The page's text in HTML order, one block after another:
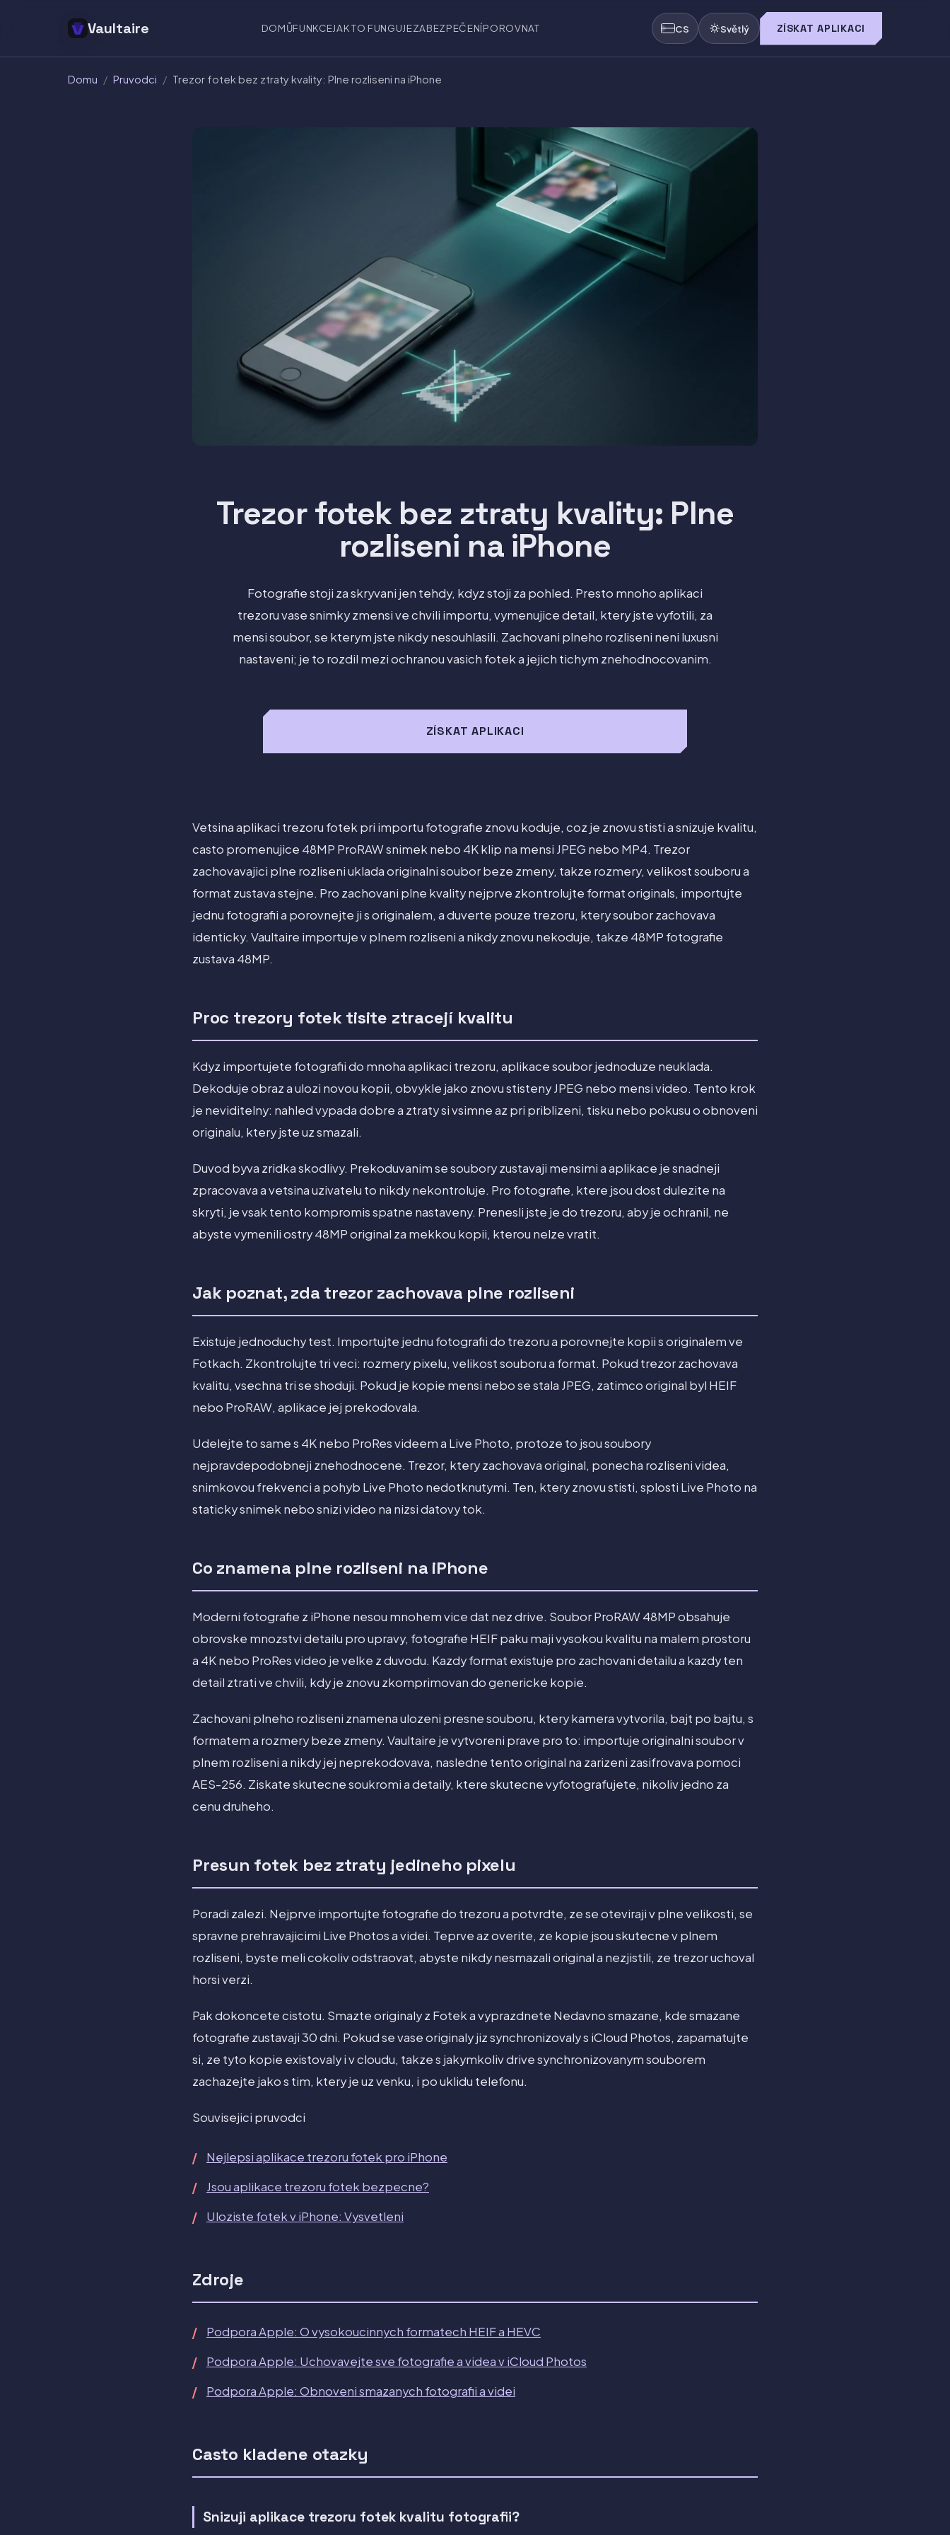
Vaultaire DOMŮFUNKCEJAK TO FUNGUJEZABEZPEČENÍPOROVNAT CS Světlý ZÍSKAT APLIKACI
Domu / Pruvodci / Trezor fotek bez ztraty kvality: Plne rozliseni na iPhone
Trezor fotek bez ztraty kvality: Plne
rozliseni na iPhone
Fotografie stoji za skryvani jen tehdy, kdyz stoji za pohled. Presto mnoho aplikaci
trezoru vase snimky zmensi ve chvili importu, vymenujice detail, ktery jste vyfotili, za
mensi soubor, se kterym jste nikdy nesouhlasili. Zachovani plneho rozliseni neni luxusni
nastaveni; je to rozdil mezi ochranou vasich fotek a jejich tichym znehodnocovanim.
ZÍSKAT APLIKACI
Vetsina aplikaci trezoru fotek pri importu fotografie znovu koduje, coz je znovu stisti a snizuje kvalitu,
casto promenujice 48MP ProRAW snimek nebo 4K klip na mensi JPEG nebo MP4. Trezor
zachovavajici plne rozliseni uklada originalni soubor beze zmeny, takze rozmery, velikost souboru a
format zustava stejne. Pro zachovani plne kvality nejprve zkontrolujte format originals, importujte
jednu fotografii a porovnejte ji s originalem, a duverte pouze trezoru, ktery soubor zachovava
identicky. Vaultaire importuje v plnem rozliseni a nikdy znovu nekoduje, takze 48MP fotografie
zustava 48MP.
Proc trezory fotek tisite ztracejí kvalitu
Kdyz importujete fotografii do mnoha aplikaci trezoru, aplikace soubor jednoduze neuklada.
Dekoduje obraz a ulozi novou kopii, obvykle jako znovu stisteny JPEG nebo mensi video. Tento krok
je neviditelny: nahled vypada dobre a ztraty si vsimne az pri priblizeni, tisku nebo pokusu o obnoveni
originalu, ktery jste uz smazali.
Duvod byva zridka skodlivy. Prekoduvanim se soubory zustavaji mensimi a aplikace je snadneji
zpracovava a vetsina uzivatelu to nikdy nekontroluje. Pro fotografie, ktere jsou dost dulezite na
skryti, je vsak tento kompromis spatne nastaveny. Prenesli jste je do trezoru, aby je ochranil, ne
abyste vymenili ostry 48MP original za mekkou kopii, kterou nelze vratit.
Jak poznat, zda trezor zachovava plne rozliseni
Existuje jednoduchy test. Importujte jednu fotografii do trezoru a porovnejte kopii s originalem ve
Fotkach. Zkontrolujte tri veci: rozmery pixelu, velikost souboru a format. Pokud trezor zachovava
kvalitu, vsechna tri se shoduji. Pokud je kopie mensi nebo se stala JPEG, zatimco original byl HEIF
nebo ProRAW, aplikace jej prekodovala.
Udelejte to same s 4K nebo ProRes videem a Live Photo, protoze to jsou soubory
nejpravdepodobneji znehodnocene. Trezor, ktery zachovava original, ponecha rozliseni videa,
snimkovou frekvenci a pohyb Live Photo nedotknutymi. Ten, ktery znovu stisti, splosti Live Photo na
staticky snimek nebo snizi video na nizsi datovy tok.
Co znamena plne rozliseni na iPhone
Moderni fotografie z iPhone nesou mnohem vice dat nez drive. Soubor ProRAW 48MP obsahuje
obrovske mnozstvi detailu pro upravy, fotografie HEIF paku maji vysokou kvalitu na malem prostoru
a 4K nebo ProRes video je velke z duvodu. Kazdy format existuje pro zachovani detailu a kazdy ten
detail ztrati ve chvili, kdy je znovu zkomprimovan do genericke kopie.
Zachovani plneho rozliseni znamena ulozeni presne souboru, ktery kamera vytvorila, bajt po bajtu, s
formatem a rozmery beze zmeny. Vaultaire je vytvoreni prave pro to: importuje originalni soubor v
plnem rozliseni a nikdy jej neprekodovava, nasledne tento original na zarizeni zasifrovava pomoci
AES-256. Ziskate skutecne soukromi a detaily, ktere skutecne vyfotografujete, nikoliv jedno za
cenu druheho.
Presun fotek bez ztraty jedineho pixelu
Poradi zalezi. Nejprve importujte fotografie do trezoru a potvrdte, ze se oteviraji v plne velikosti, se
spravne prehravajicimi Live Photos a videi. Teprve az overite, ze kopie jsou skutecne v plnem
rozliseni, byste meli cokoliv odstraovat, abyste nikdy nesmazali original a nezjistili, ze trezor uchoval
horsi verzi.
Pak dokoncete cistotu. Smazte originaly z Fotek a vyprazdnete Nedavno smazane, kde smazane
fotografie zustavaji 30 dni. Pokud se vase originaly jiz synchronizovaly s iCloud Photos, zapamatujte
si, ze tyto kopie existovaly i v cloudu, takze s jakymkoliv drive synchronizovanym souborem
zachazejte jako s tim, ktery je uz venku, i po uklidu telefonu.
Souvisejici pruvodci
Nejlepsi aplikace trezoru fotek pro iPhone
Jsou aplikace trezoru fotek bezpecne?
Uloziste fotek v iPhone: Vysvetleni
Zdroje
Podpora Apple: O vysokoucinnych formatech HEIF a HEVC
Podpora Apple: Uchovavejte sve fotografie a videa v iCloud Photos
Podpora Apple: Obnoveni smazanych fotografii a videi
Casto kladene otazky
Snizuji aplikace trezoru fotek kvalitu fotografii?